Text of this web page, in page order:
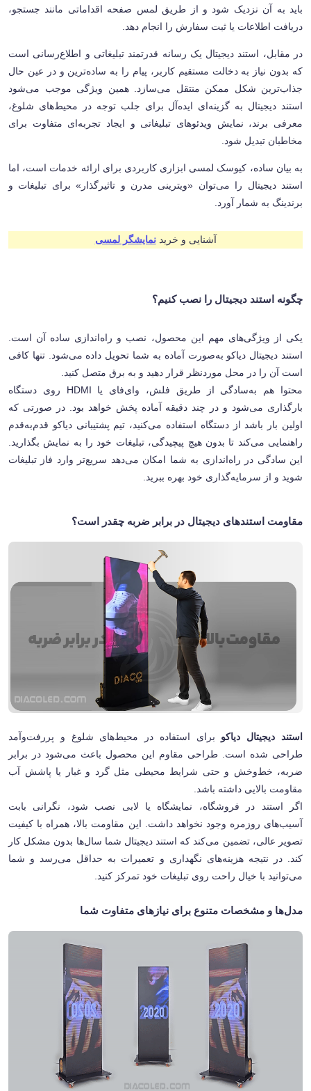
باید به آن نزدیک شود و از طریق لمس صفحه اقداماتی مانند جستجو،
دریافت اطلاعات یا ثبت سفارش را انجام دهد.
در مقابل، استند دیجیتال یک رسانه قدرتمند تبلیغاتی و اطلاع‌رسانی است
که بدون نیاز به دخالت مستقیم کاربر، پیام را به ساده‌ترین و در عین حال
جذاب‌ترین شکل ممکن منتقل می‌سازد. همین ویژگی موجب می‌شود
استند دیجیتال به گزینه‌ای ایده‌آل برای جلب توجه در محیط‌های شلوغ،
معرفی برند، نمایش ویدئوهای تبلیغاتی و ایجاد تجربه‌ای متفاوت برای
مخاطبان تبدیل شود.
به بیان ساده، کیوسک لمسی ابزاری کاربردی برای ارائه خدمات است، اما
استند دیجیتال را می‌توان «ویترینی مدرن و تاثیرگذار» برای تبلیغات و
برندینگ به شمار آورد.
آشنایی و خریدنمایشگر لمسی
چگونه استند دیجیتال را نصب کنیم؟
یکی از ویژگی‌های مهم این محصول، نصب و راه‌اندازی ساده آن است.
استند دیجیتال دیاکو به‌صورت آماده به شما تحویل داده می‌شود. تنها کافی
است آن را در محل موردنظر قرار دهید و به برق متصل کنید
محتوا هم به‌سادگی از طریق فلش، وای‌فای یا
روی دستگاه
بارگذاری می‌شود و در چند دقیقه آماده پخش خواهد بود. در صورتی که
اولین بار باشد از دستگاه استفاده می‌کنید، تیم پشتیبانی دیاکو قدم‌به‌قدم
راهنمایی می‌کند تا بدون هیچ پیچیدگی، تبلیغات خود را به نمایش بگذارید.
این سادگی در راه‌اندازی به شما امکان می‌دهد سریع‌تر وارد فاز تبلیغات
شوید و از سرمایه‌گذاری خود بهره ببرید
مقاومت استندهای دیجیتال در برابر ضربه چقدر است؟
استند دیجیتال دیاکو برای استفاده در محیط‌های شلوغ و پررفت‌وآمد
طراحی شده است. طراحی مقاوم این محصول باعث می‌شود در برابر
ضربه، خط‌وخش و حتی شرایط محیطی مثل گرد و غبار یا پاشش آب
مقاومت بالایی داشته باشد
اگر استند در فروشگاه، نمایشگاه یا لابی نصب شود، نگرانی بابت
آسیب‌های روزمره وجود نخواهد داشت. این مقاومت بالا، همراه با کیفیت
تصویر عالی، تضمین می‌کند که استند دیجیتال شما سال‌ها بدون مشکل کار
کند. در نتیجه هزینه‌های نگهداری و تعمیرات به حداقل می‌رسد و شما
می‌توانید با خیال راحت روی تبلیغات خود تمرکز کنید
مدل‌ها و مشخصات متنوع برای نیازهای متفاوت شما